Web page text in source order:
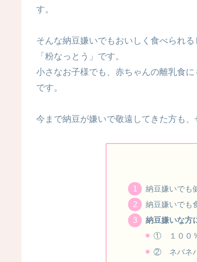
す。
そんな納豆嫌いでもおいしく食べられ
「粉なっとう」です。
小さなお子様でも、赤ちゃんの離乳食
です。
今まで納豆が嫌いで敬遠してきた方も、
納豆嫌いでも
納豆嫌いでも
納豆嫌いな方
① １００
② ネバネバ